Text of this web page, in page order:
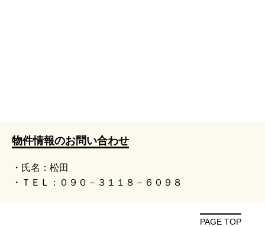
物件情報のお問い合わせ
・氏名：松田
・ＴＥＬ：０９０－３１１８－６０９８
PAGE TOP